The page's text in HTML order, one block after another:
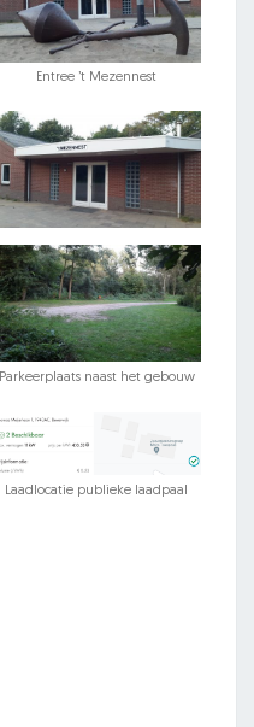
Entree ’t Mezennest
Parkeerplaats naast het gebouw
Laadlocatie publieke laadpaal